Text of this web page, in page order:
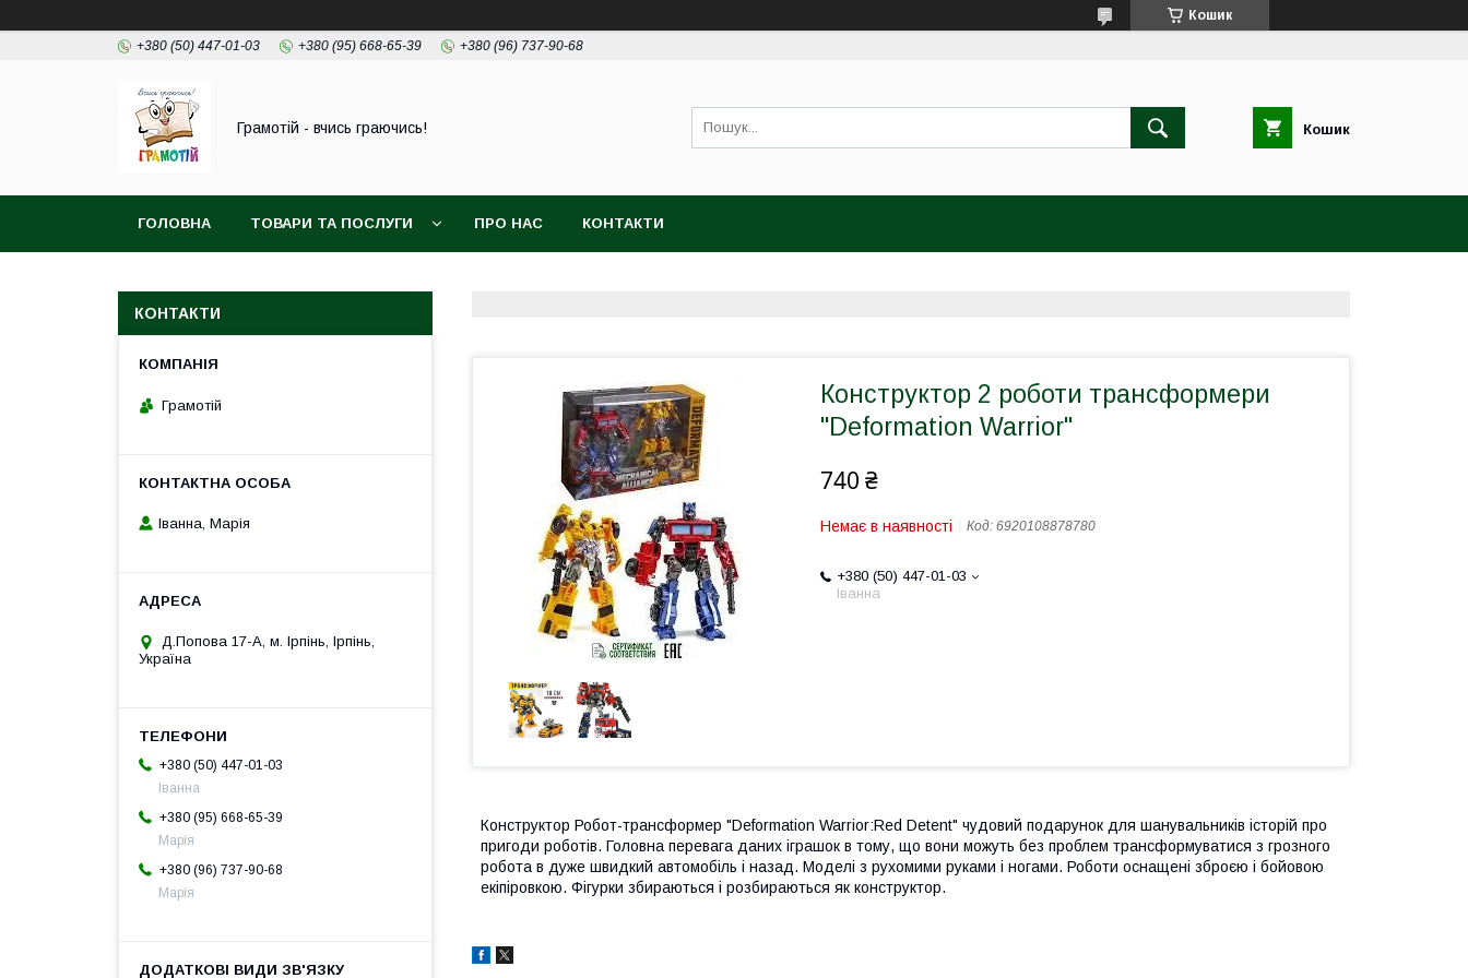
Кошик
+380 (50) 447-01-03 +380 (95) 668-65-39 +380 (96) 737-90-68
Грамотій - вчись граючись! Кошик
ГОЛОВНА ТОВАРИ ТА ПОСЛУГИ ПРО НАС КОНТАКТИ
Конструктор 2 роботи трансформери
"Deformation Warrior"
740 ₴
Немає в наявності Код: 6920108878780
+380 (50) 447-01-03
Іванна
Конструктор Робот-трансформер "Deformation Warrior:Red Detent" чудовий подарунок для шанувальників історій про
пригоди роботів. Головна перевага даних іграшок в тому, що вони можуть без проблем трансформуватися з грозного
робота в дуже швидкий автомобіль і назад. Моделі з рухомими руками і ногами. Роботи оснащені зброєю і бойовою
екіпіровкою. Фігурки збираються і розбираються як конструктор.
КОНТАКТИ
Грамотій
Іванна, Марія
Д.Попова 17-А, м. Ірпінь, Ірпінь,
Україна
+380 (50) 447-01-03
Іванна
+380 (95) 668-65-39
Марія
+380 (96) 737-90-68
Марія